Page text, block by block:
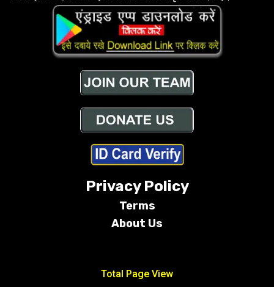
Privacy Policy
Terms
About Us
Total Page View